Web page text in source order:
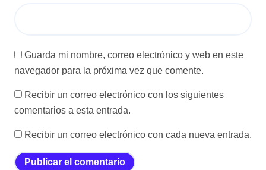
Guarda mi nombre, correo electrónico y web en este
navegador para la próxima vez que comente.
Recibir un correo electrónico con los siguientes
comentarios a esta entrada.
Recibir un correo electrónico con cada nueva entrada.